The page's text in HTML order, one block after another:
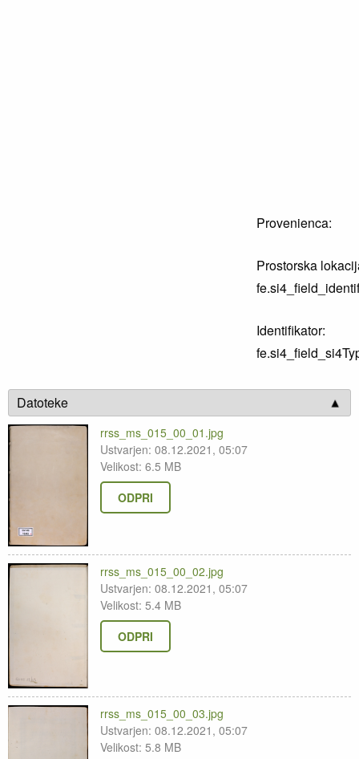
Provenienca:
Prostorska
Identifikator:
Datoteke
rrss_ms_015_00_01.jpg
Ustvarjen: 08.12.2021, 05:07
Velikost: 6.5 MB
ODPRI
rrss_ms_015_00_02.jpg
Ustvarjen: 08.12.2021, 05:07
Velikost: 5.4 MB
ODPRI
rrss_ms_015_00_03.jpg
Ustvarjen: 08.12.2021, 05:07
Velikost: 5.8 MB